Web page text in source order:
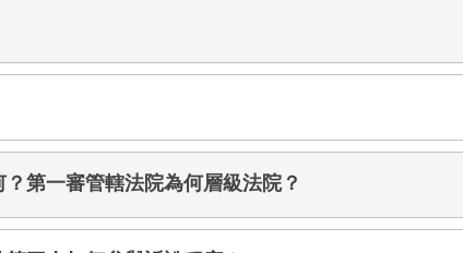
第一審管轄法院為何層級法院？